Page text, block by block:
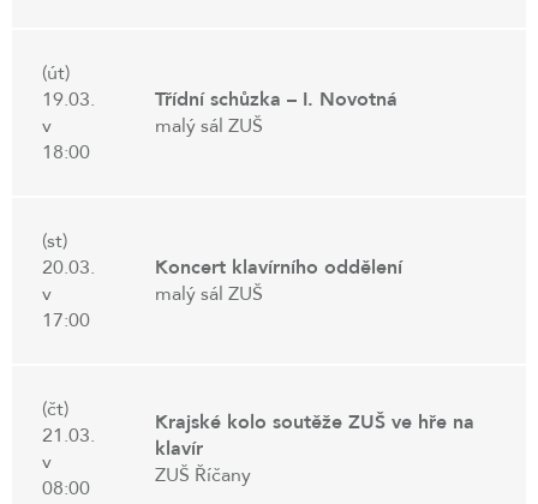
(út)
19.03.
v
18:00
Třídní schůzka – I. Novotná
malý sál ZUŠ
(st)
20.03.
v
17:00
Koncert klavírního oddělení
malý sál ZUŠ
(čt)
21.03.
v
08:00
Krajské kolo soutěže ZUŠ ve hře na
klavír
ZUŠ Říčany